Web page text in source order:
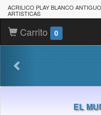
ACRILICO PLAY BLANCO
ARTISTICAS
Carrito 0
EL